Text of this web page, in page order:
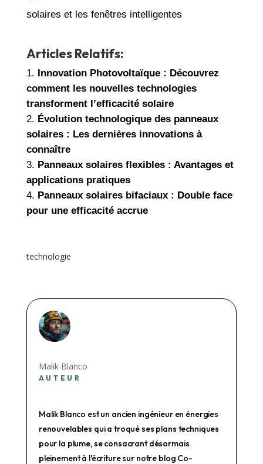
solaires et les fenêtres intelligentes
Articles Relatifs:
Innovation Photovoltaïque : Découvrez
comment les nouvelles technologies
transforment l’efficacité solaire
Évolution technologique des panneaux
solaires : Les dernières innovations à
connaître
Panneaux solaires flexibles : Avantages et
applications pratiques
Panneaux solaires bifaciaux : Double face
pour une efficacité accrue
technologie
Malik Blanco
AUTEUR
Malik Blanco est un ancien ingénieur en énergies
renouvelables qui a troqué ses plans techniques
pour la plume, se consacrant désormais
pleinement à l'écriture sur notre blog Co-